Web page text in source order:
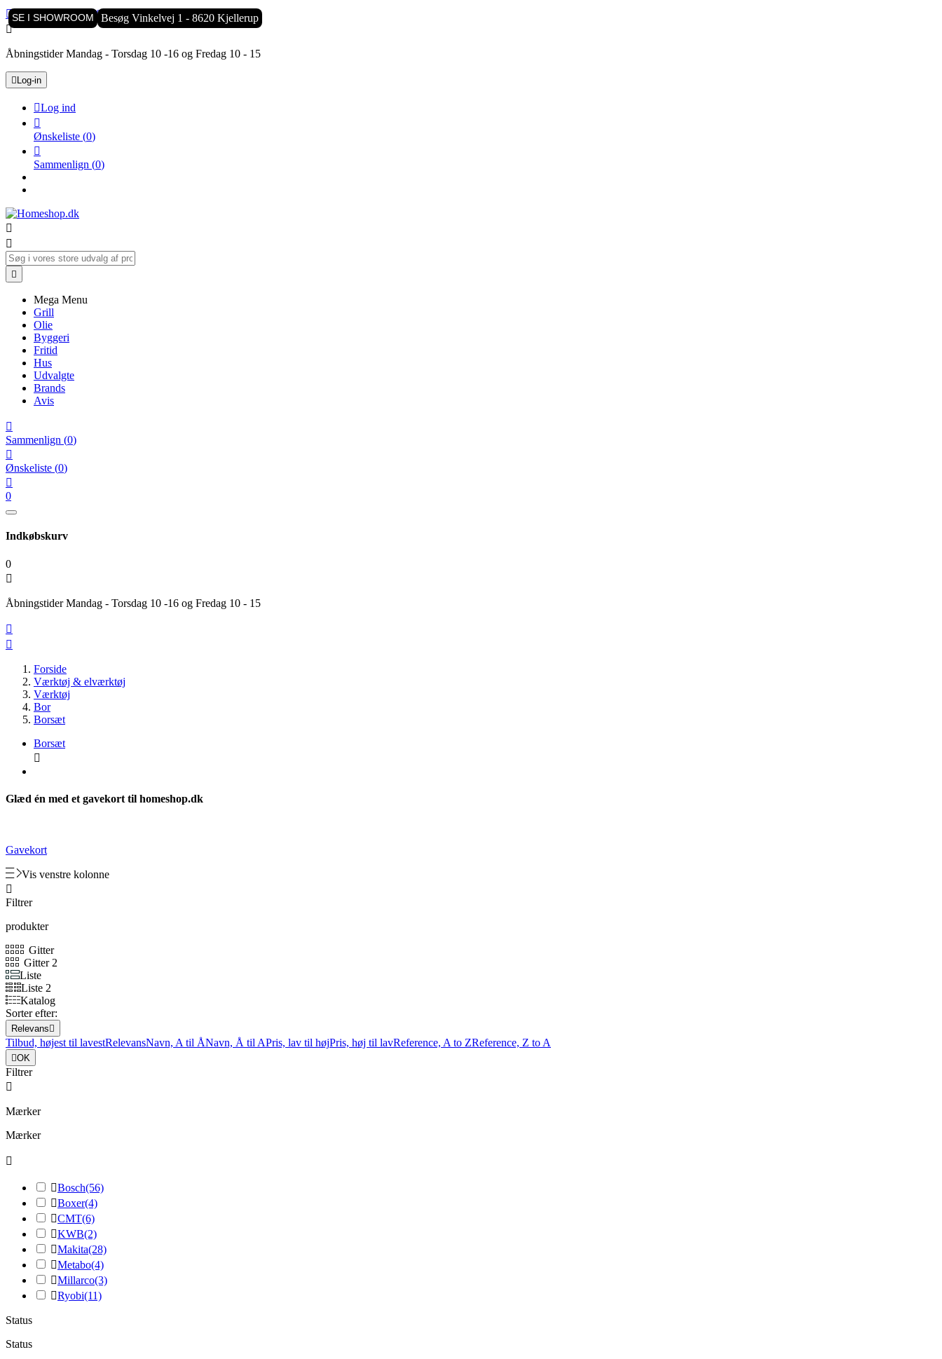
Kundeservice:8770 2525

Åbningstider Mandag - Torsdag 10 -16 og Fredag 10 - 15
 Log-in
Log ind

Ønskeliste (0)

Sammenlign (0)



Mega Menu
Grill
Olie
Byggeri
Fritid
Hus
Udvalgte
Brands
Avis

Sammenlign (0)

Ønskeliste (0)

0
Indkøbskurv
0

Åbningstider Mandag - Torsdag 10 -16 og Fredag 10 - 15


Forside
Værktøj & elværktøj
Værktøj
Bor
Borsæt
Borsæt

Glæd én med et gavekort til homeshop.dk
Gavekort
Vis venstre kolonne

Filtrer
produkter
Gitter
Gitter 2
Liste
Liste 2
Katalog
Sorter efter:
Relevans 
Tilbud, højest til lavestRelevansNavn, A til ÅNavn, Å til APris, lav til højPris, høj til lavReference, A to ZReference, Z to A
OK
Filtrer

Mærker
Mærker

Bosch(56)
Boxer(4)
CMT(6)
KWB(2)
Makita(28)
Metabo(4)
Millarco(3)
Ryobi(11)
Status
Status
SE I SHOWROOM Besøg Vinkelvej 1 - 8620 Kjellerup